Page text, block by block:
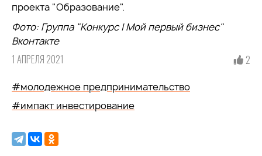
проекта "Образование".
Фото: Группа "Конкурс | Мой первый бизнес"
Вконтакте
1 АПРЕЛЯ 2021 2
#молодежное предпринимательство
#импакт инвестирование